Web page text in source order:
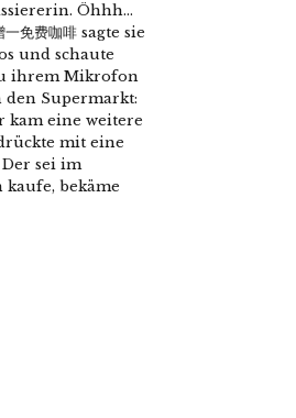
Öhhh…
免费咖啡 sagte sie
und schaute
ihrem Mikrofon
den Supermarkt:
kam eine weitere
mit eine
sei im
bekäme